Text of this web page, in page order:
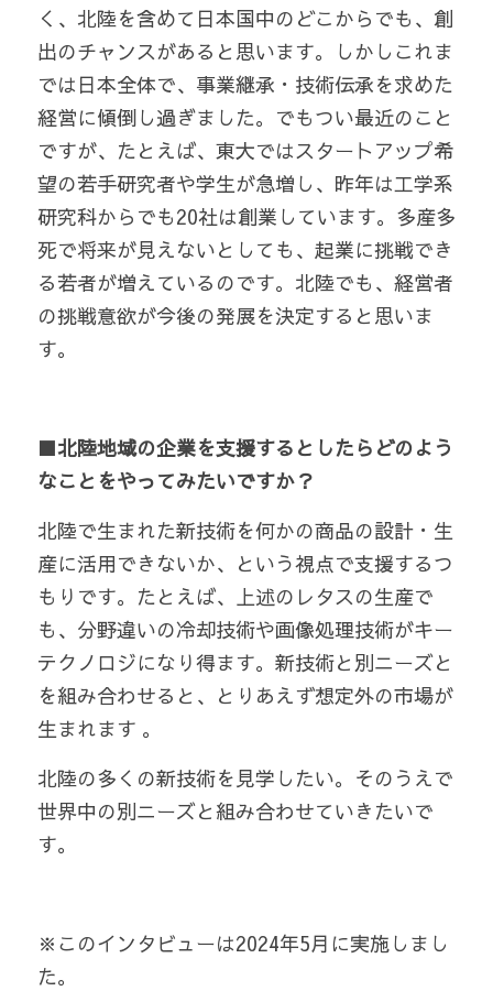
く、北陸を含めて日本国中のどこからでも、創
出のチャンスがあると思います。しかしこれま
では日本全体で、事業継承・技術伝承を求めた
経営に傾倒し過ぎました。でもつい最近のこと
ですが、たとえば、東大ではスタートアップ希
望の若手研究者や学生が急増し、昨年は工学系
研究科からでも20社は創業しています。多産多
死で将来が見えないとしても、起業に挑戦でき
る若者が増えているのです。北陸でも、経営者
の挑戦意欲が今後の発展を決定すると思いま
す。
■北陸地域の企業を支援するとしたらどのよう
なことをやってみたいですか？
北陸で生まれた新技術を何かの商品の設計・生
産に活用できないか、という視点で支援するつ
もりです。たとえば、上述のレタスの生産で
も、分野違いの冷却技術や画像処理技術がキー
テクノロジになり得ます。新技術と別ニーズと
を組み合わせると、とりあえず想定外の市場が
生まれます 。
北陸の多くの新技術を見学したい。そのうえで
世界中の別ニーズと組み合わせていきたいで
す。
※このインタビューは2024年5月に実施しまし
た。